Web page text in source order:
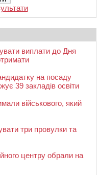
виплати до Дня
на посаду
39 закладів освіти
військового, який
три провулки та
центру обрали на